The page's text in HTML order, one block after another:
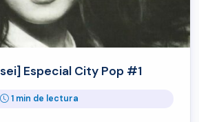
Especial City Pop #1
1 min de lectura